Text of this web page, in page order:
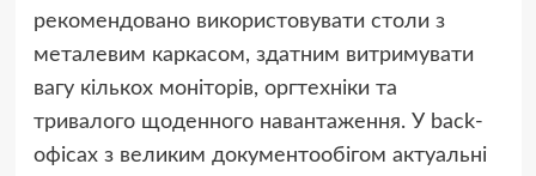
рекомендовано використовувати столи з
металевим каркасом, здатним витримувати
вагу кількох моніторів, оргтехніки та
тривалого щоденного навантаження. У back-
офісах з великим документообігом актуальні